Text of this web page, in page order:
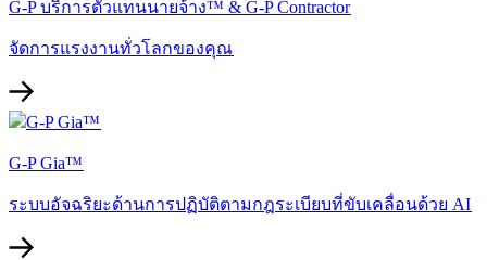
G-P บริการตัวแทนนายจ้าง™ & G-P Contractor​​
จัดการแรงงานทั่วโลกของคุณ​​
G-P Gia™​​
ระบบอัจฉริยะด้านการปฏิบัติตามกฎระเบียบที่ขับเคลื่อนด้วย AI​​